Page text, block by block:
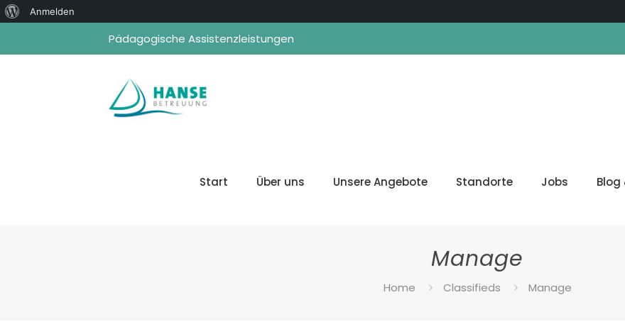
Pädagogische Assistenzleistungen
Start Über uns Unsere Angebote Standorte Jobs Blog
Manage
Home Classifieds Manage
Über
Anmelden